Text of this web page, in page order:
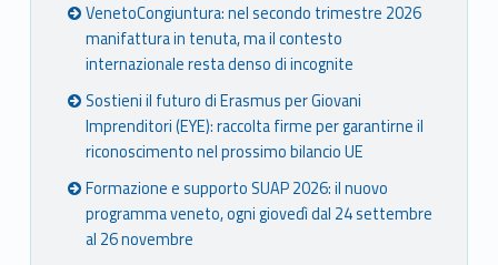
VenetoCongiuntura: nel secondo trimestre 2026
manifattura in tenuta, ma il contesto
internazionale resta denso di incognite
Sostieni il futuro di Erasmus per Giovani
Imprenditori (EYE): raccolta firme per garantirne il
riconoscimento nel prossimo bilancio UE
Formazione e supporto SUAP 2026: il nuovo
programma veneto, ogni giovedì dal 24 settembre
al 26 novembre